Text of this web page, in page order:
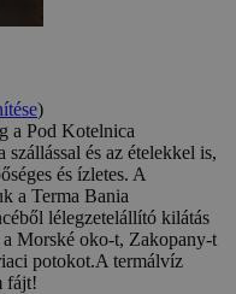
)
a Pod Kotelnica
és az ételekkel is,
és ízletes. A
a Terma Bania
lélegzetelállító kilátás
Morské oko-t, Zakopany-t
potokot.A termálvíz
fájt!